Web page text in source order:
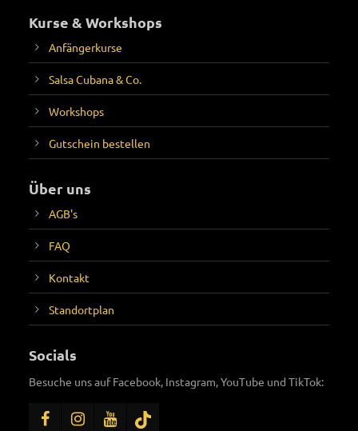
Kurse & Workshops
Anfängerkurse
Salsa Cubana & Co.
Workshops
Gutschein bestellen
Über uns
AGB's
FAQ
Kontakt
Standortplan
Socials
Besuche uns auf Facebook, Instagram, YouTube und TikTok: